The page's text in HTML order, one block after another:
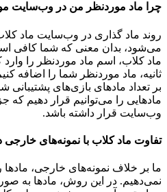
چرا ماد موردنظر من در وب‌سایت
روند ماد گذاری در وب‌سایت ماد
می‌شود، بدان معنی که شما کافی
ماد کلاب، اسم ماد موردنظر را
ثانیه، ماد موردنظر شما را اضافه
بر تعداد مادهای بازی‌های پشتیبانی
مادهایی را می‌توانیم قرار دهیم که
وب‌سایت قرار داشته باشد.
تفاوت ماد کلاب با نمونه‌های
ما بر خلاف نمونه‌های خارجی،
نمی‌دهیم. در این روش، مادها به